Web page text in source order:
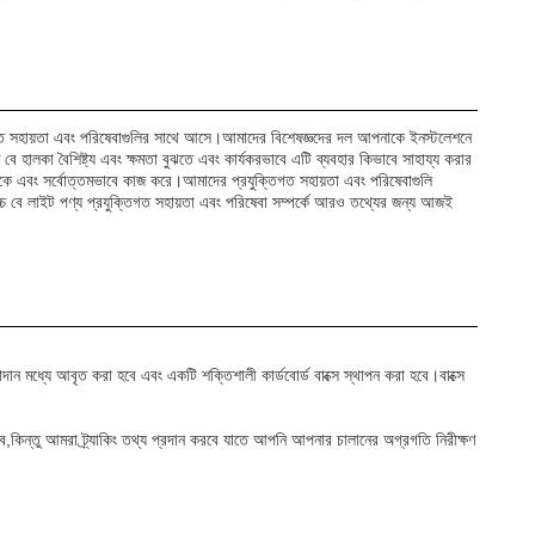
এবং পরিষেবাগুলির সাথে আসে।আমাদের বিশেষজ্ঞদের দল আপনাকে ইনস্টলেশনে
বৈশিষ্ট্য এবং ক্ষমতা বুঝতে এবং কার্যকরভাবে এটি ব্যবহার কিভাবে সাহায্য করার
এবং সর্বোত্তমভাবে কাজ করে।আমাদের প্রযুক্তিগত সহায়তা এবং পরিষেবাগুলি
বে লাইট পণ্য প্রযুক্তিগত সহায়তা এবং পরিষেবা সম্পর্কে আরও তথ্যের জন্য আজই
মধ্যে আবৃত করা হবে এবং একটি শক্তিশালী কার্ডবোর্ড বাক্সে স্থাপন করা হবে।বাক্সে
আমরা ট্র্যাকিং তথ্য প্রদান করবে যাতে আপনি আপনার চালানের অগ্রগতি নিরীক্ষণ